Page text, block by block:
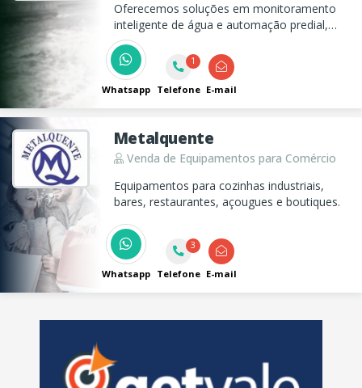
Oferecemos soluções em monitoramento
inteligente de água e automação predial,
garantindo maior eficiência e
sustentabilidade em condomínios e edifícios.
Conheça nossos serviços e transforme a
gestão de recursos hídricos.
Whatsapp
1
Telefone E-mail
Metalquente
Venda de Equipamentos para Comércio
Equipamentos para cozinhas industriais,
bares, restaurantes, açougues e boutiques.
Whatsapp
3
Telefone E-mail